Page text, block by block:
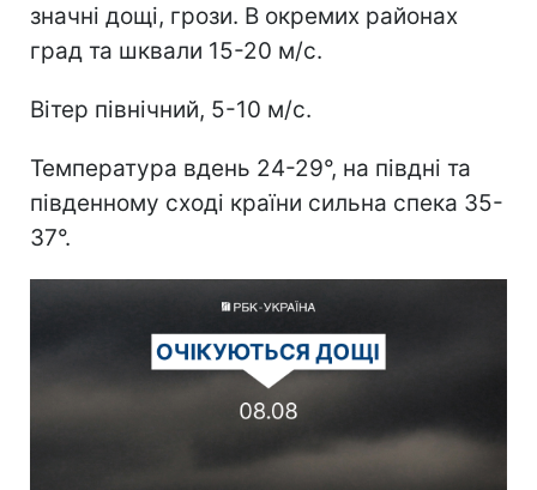
значні дощі, грози. В окремих районах
град та шквали 15-20 м/с.
Вітер північний, 5-10 м/с.
Температура вдень 24-29°, на півдні та
південному сході країни сильна спека 35-
37°.